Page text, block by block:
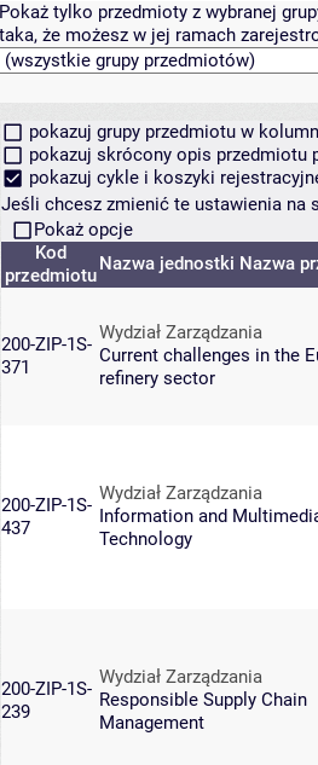
Pokaż tylko przedmioty z wybranej
taka, że możesz w jej ramach
pokazuj grupy przedmiotu w
pokazuj skrócony opis przedmiotu
pokazuj cykle i koszyki
Jeśli chcesz zmienić te ustawienia na
Pokaż opcje
Kod
przedmiotu
Nazwa jednostki Nazwa
200-ZIP-1S-
371
Wydział Zarządzania
Current challenges in the
refinery sector
200-ZIP-1S-
437
Wydział Zarządzania
Information and
Technology
200-ZIP-1S-
239
Wydział Zarządzania
Responsible Supply Chain
Management